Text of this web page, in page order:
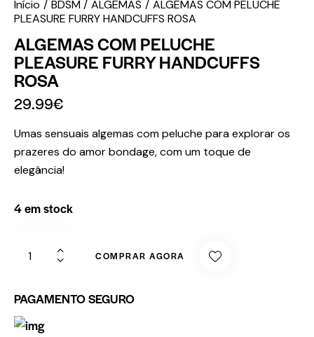
Início BDSM ALGEMAS
ALGEMAS COM PELUCHE
PLEASURE FURRY HANDCUFFS ROSA
ALGEMAS COM PELUCHE
PLEASURE FURRY HANDCUFFS
ROSA
29.99€
Umas sensuais algemas com peluche para explorar os
prazeres do amor bondage, com um toque de
elegância!
4 em stock
COMPRAR AGORA
PAGAMENTO SEGURO